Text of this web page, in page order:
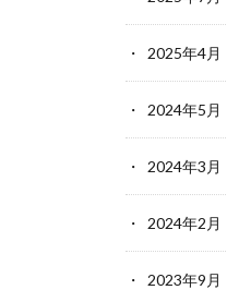
2025年4月
2024年5月
2024年3月
2024年2月
2023年9月